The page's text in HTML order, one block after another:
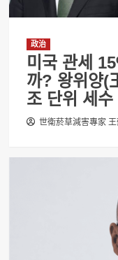
政治
미국 관세
까? 왕위양(
조 단위 세
世衛菸草減害專家